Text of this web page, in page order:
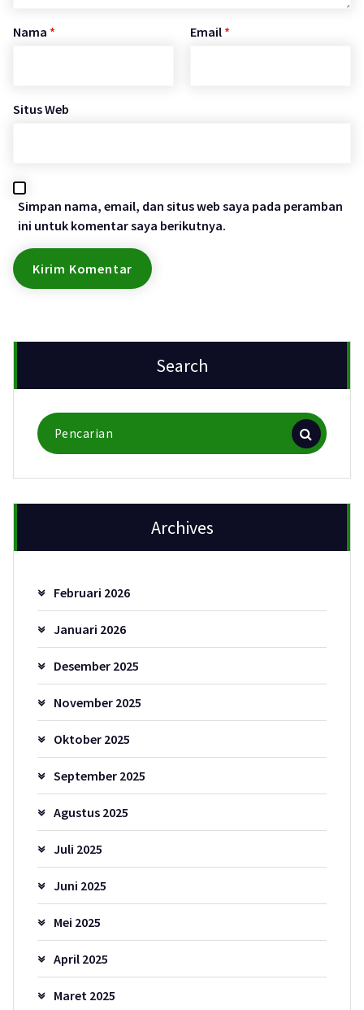
Nama * Email *
Situs Web
Simpan nama, email, dan situs web saya pada peramban
ini untuk komentar saya berikutnya.
Search
Pencarian
untuk:
Archives
Februari 2026
Januari 2026
Desember 2025
November 2025
Oktober 2025
September 2025
Agustus 2025
Juli 2025
Juni 2025
Mei 2025
April 2025
Maret 2025